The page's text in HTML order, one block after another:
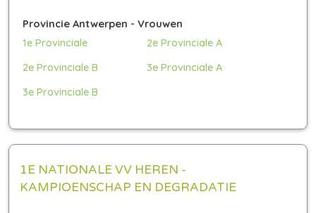
Provincie Antwerpen - Vrouwen
1e Provinciale
2e Provinciale A
2e Provinciale B
3e Provinciale A
3e Provinciale B
1E NATIONALE VV HEREN -
KAMPIOENSCHAP EN DEGRADATIE